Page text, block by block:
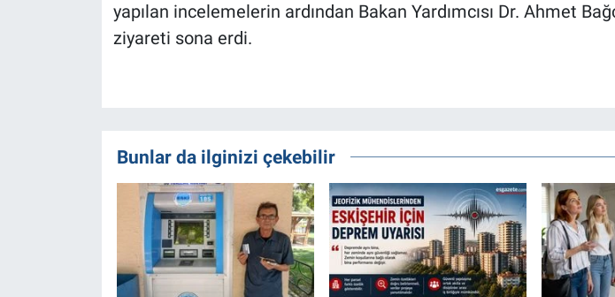
yapılan incelemelerin ardından Bakan Yardımcısı Dr. Ahmet
ziyareti sona erdi.
Bunlar da ilginizi çekebilir